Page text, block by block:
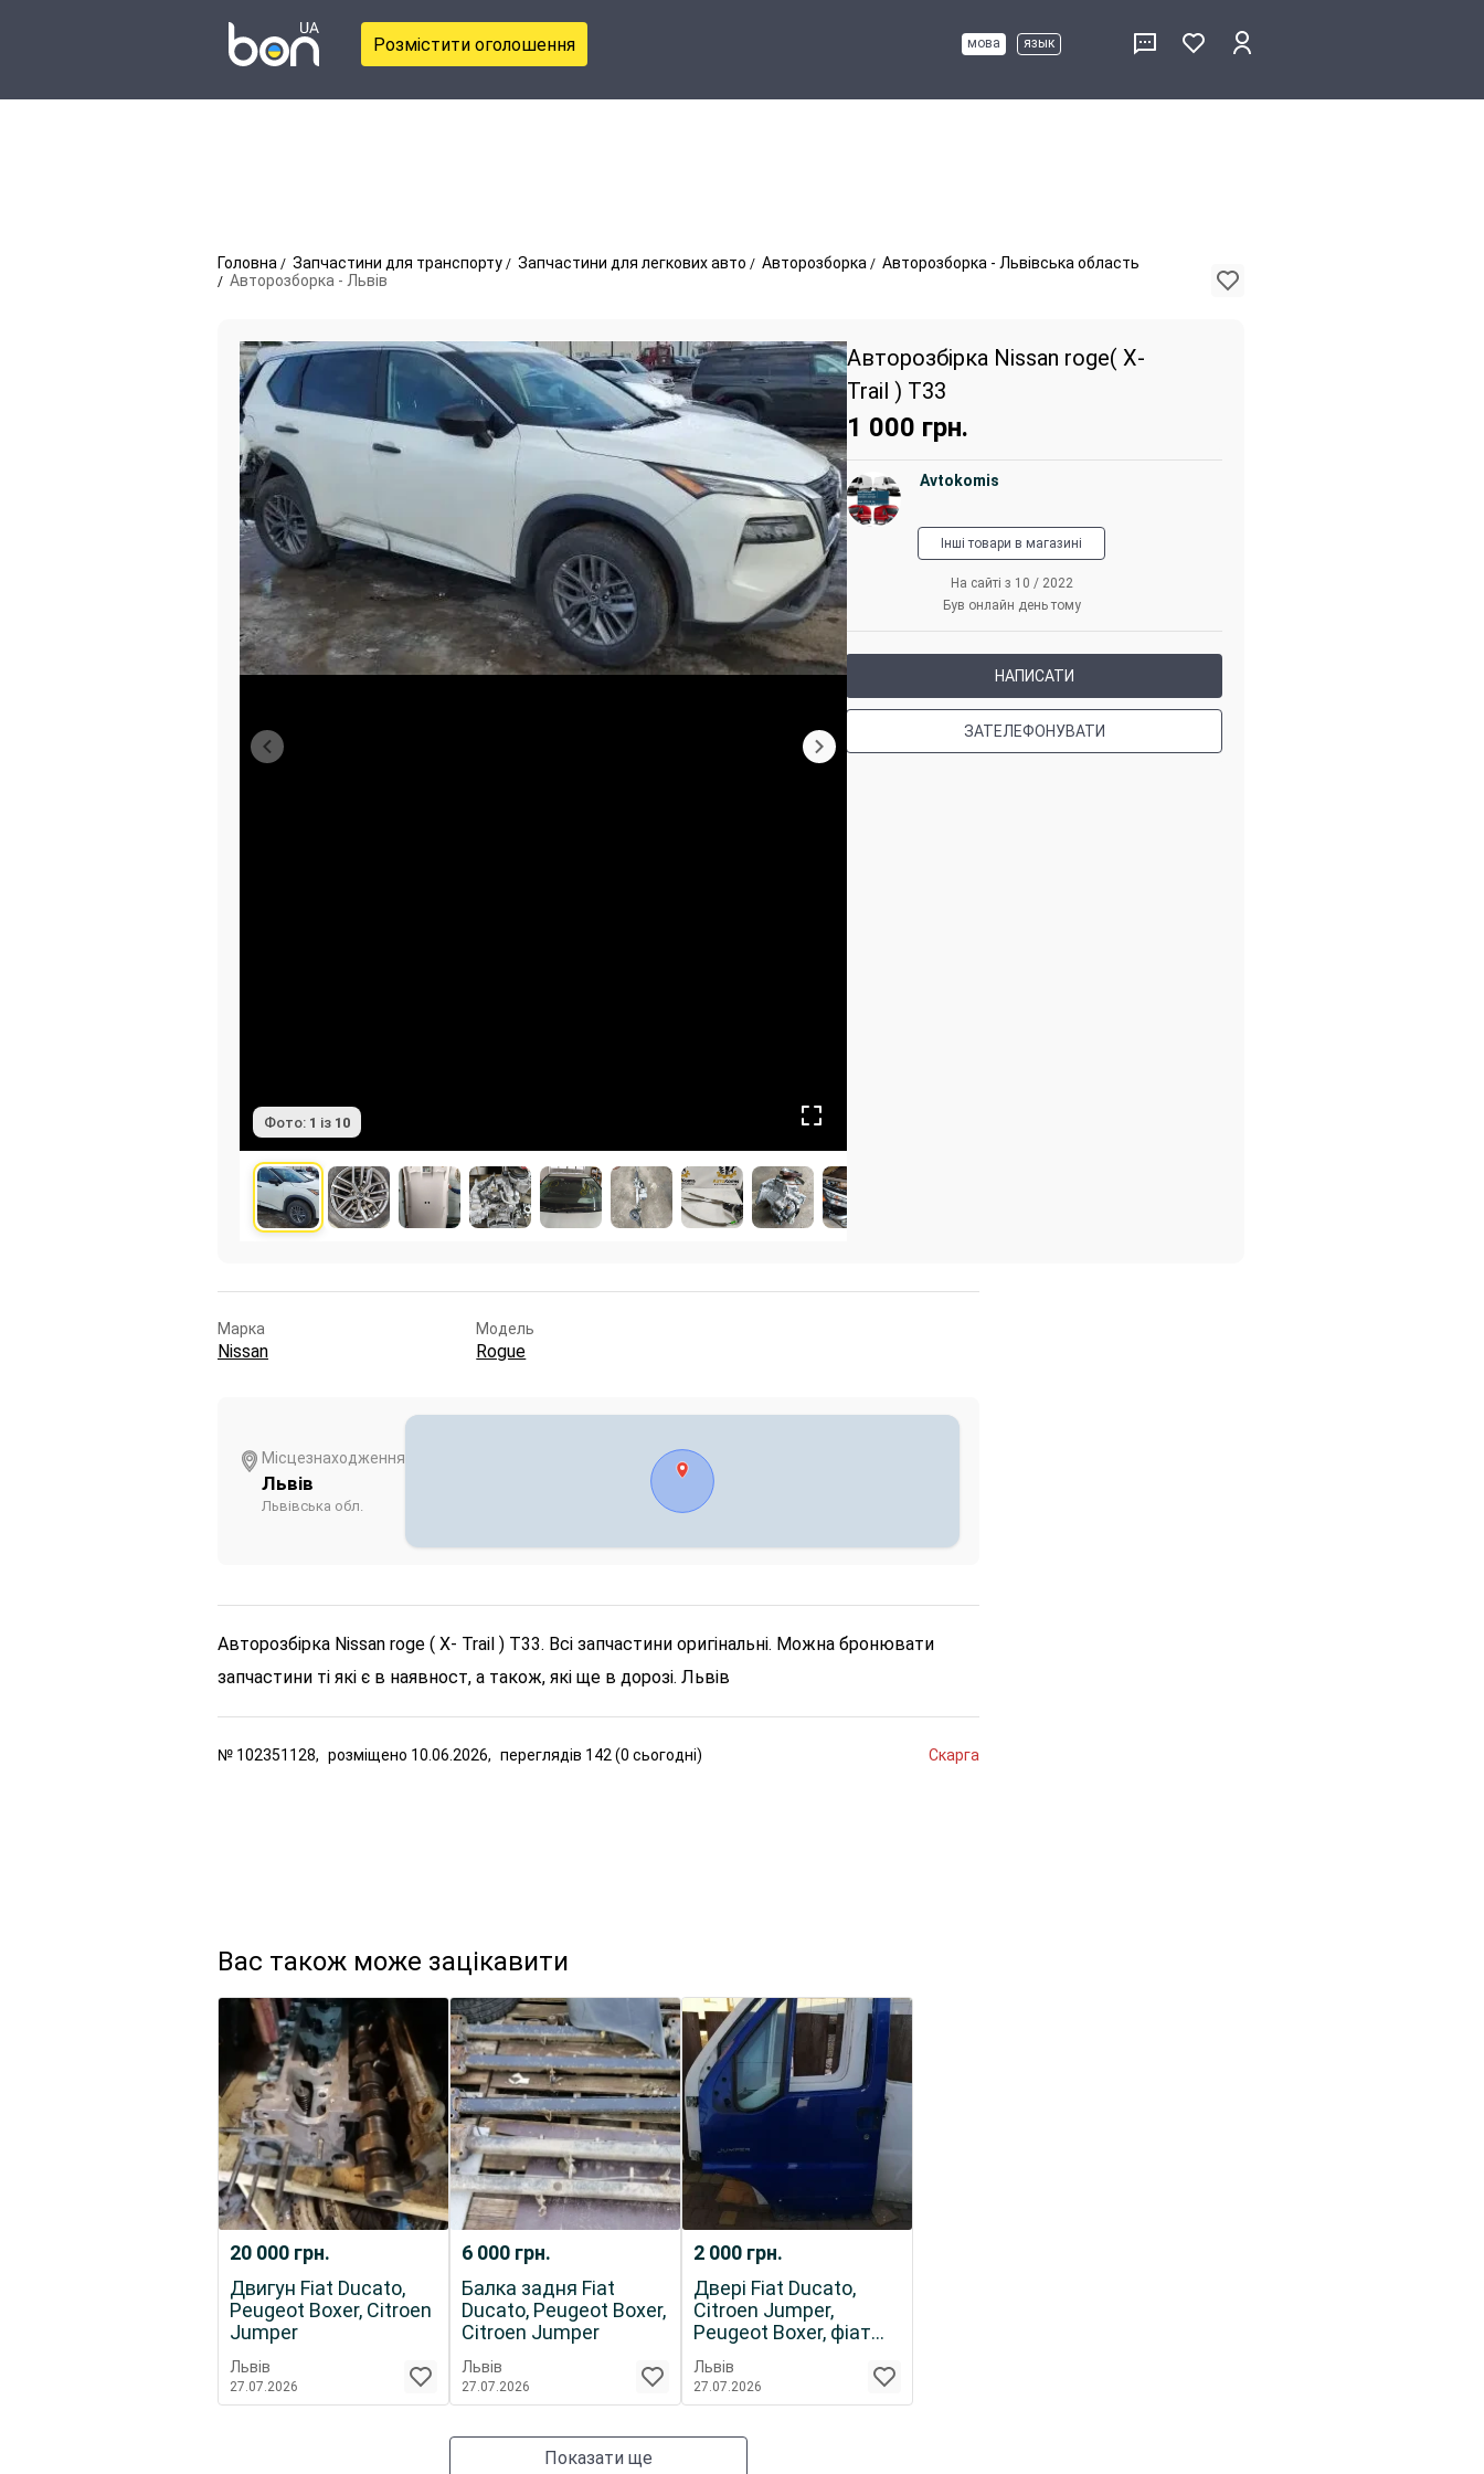
Розмістити оголошення мова язык
Головна Запчастини для транспорту Запчастини для легкових авто Авторозборка
Авторозборка - Львівська область
Авторозборка - Львів
Фото: 1 із 10
Авторозбірка Nissan roge( X-
Trail ) T33
1 000 грн.
Avtokomis
Інші товари в магазині
На сайті з 10 / 2022
Був онлайн день тому
НАПИСАТИ
ЗАТЕЛЕФОНУВАТИ
Марка
Nissan
Модель
Rogue
Місцезнаходження
Львів
Львівська обл.
Авторозбірка Nissan roge ( X- Trail ) T33. Всі запчастини оригінальні. Можна бронювати
запчастини ті які є в наявност, а також, які ще в дорозі. Львів
№ 102351128, розміщено 10.06.2026, переглядів 142 (0 сьогодні) Скарга
Вас також може зацікавити
20 000 грн.
Двигун Fiat Ducato,
Peugeot Boxer, Citroen
Jumper
Львів
27.07.2026
6 000 грн.
Балка задня Fiat
Ducato, Peugeot Boxer,
Citroen Jumper
Львів
27.07.2026
2 000 грн.
Двері Fiat Ducato,
Citroen Jumper,
Peugeot Boxer, фіат
дукато
Львів
27.07.2026
Показати ще